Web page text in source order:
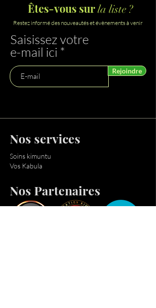
Êtes-vous surla liste ?
Restez informé des nouveautés et évènements à venir
Saisissez votre
e-mail ici
Rejoindre
Nos services
Soins kimuntu
Vos Kabula
Nos Partenaires